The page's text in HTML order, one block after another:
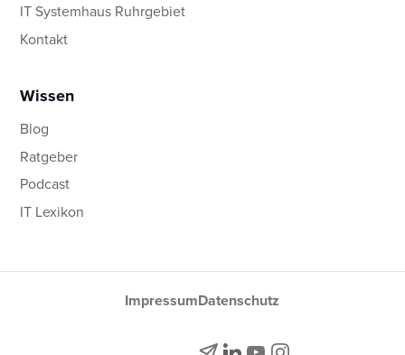
IT Systemhaus Ruhrgebiet
Kontakt
Wissen
Blog
Ratgeber
Podcast
IT Lexikon
ImpressumDatenschutz